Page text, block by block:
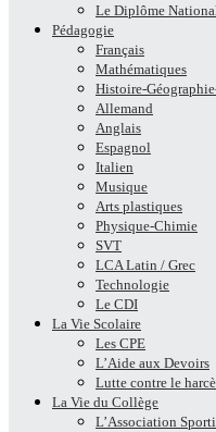
Le Diplôme
Pédagogie
Français
Mathématiques
Histoire-
Allemand
Anglais
Espagnol
Italien
Musique
Arts plastiques
Physique-Chimie
SVT
LCA Latin / Grec
Technologie
Le CDI
La Vie Scolaire
Les CPE
L’Aide aux Devoirs
Lutte contre le
La Vie du Collège
L’Association